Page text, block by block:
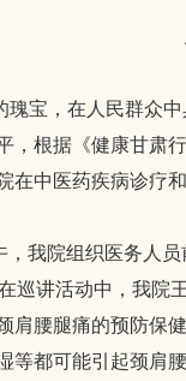
宝，在人民群众中
，根据《健康甘肃
在中医药疾病诊疗
院组织医务人员
巡讲活动中，我院
肩腰腿痛的预防保
等都可能引起颈肩